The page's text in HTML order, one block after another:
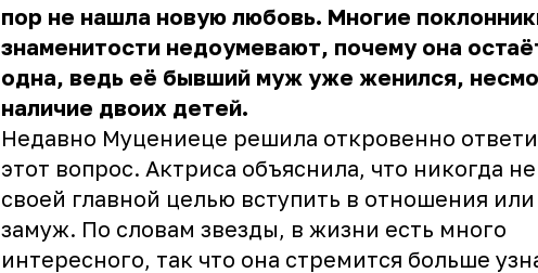
пор не нашла новую любовь. Многие
знаменитости недоумевают, почему она
одна, ведь её бывший муж уже женился,
наличие двоих детей.
Недавно Муцениеце решила откровенно
этот вопрос. Актриса объяснила, что никогда
своей главной целью вступить в отношения
замуж. По словам звезды, в жизни есть много
интересного, так что она стремится больше